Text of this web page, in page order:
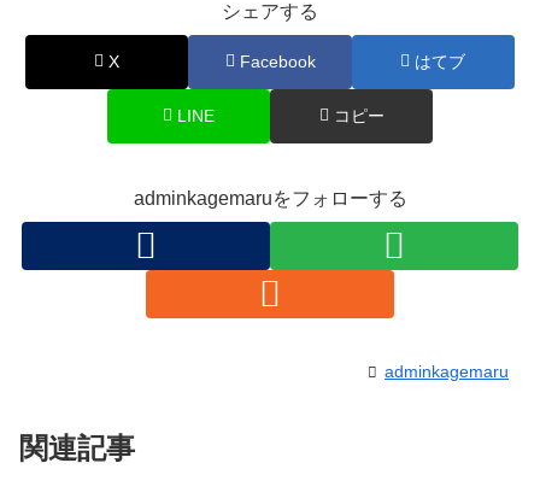
シェアする
X Facebook はてブ
LINE コピー
adminkagemaruをフォローする
adminkagemaru
関連記事